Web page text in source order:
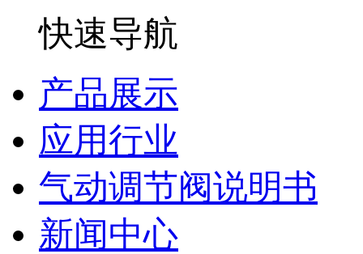
快速导航
产品展示
应用行业
气动调节阀说明书
新闻中心